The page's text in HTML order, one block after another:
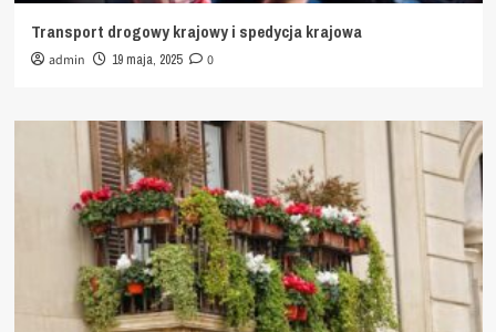
Transport drogowy krajowy i spedycja krajowa
admin 19 maja, 2025 0